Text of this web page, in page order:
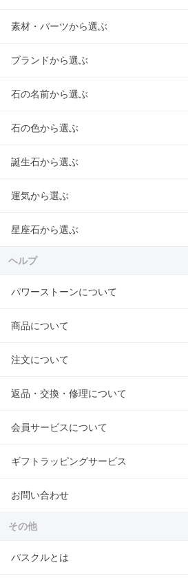
素材・パーツから選ぶ
ブランドから選ぶ
石の名前から選ぶ
石の色から選ぶ
誕生石から選ぶ
運気から選ぶ
星座石から選ぶ
ヘルプ
パワーストーンについて
商品について
注文について
返品・交換・修理について
会員サービスについて
ギフトラッピングサービス
お問い合わせ
その他
パスクルとは